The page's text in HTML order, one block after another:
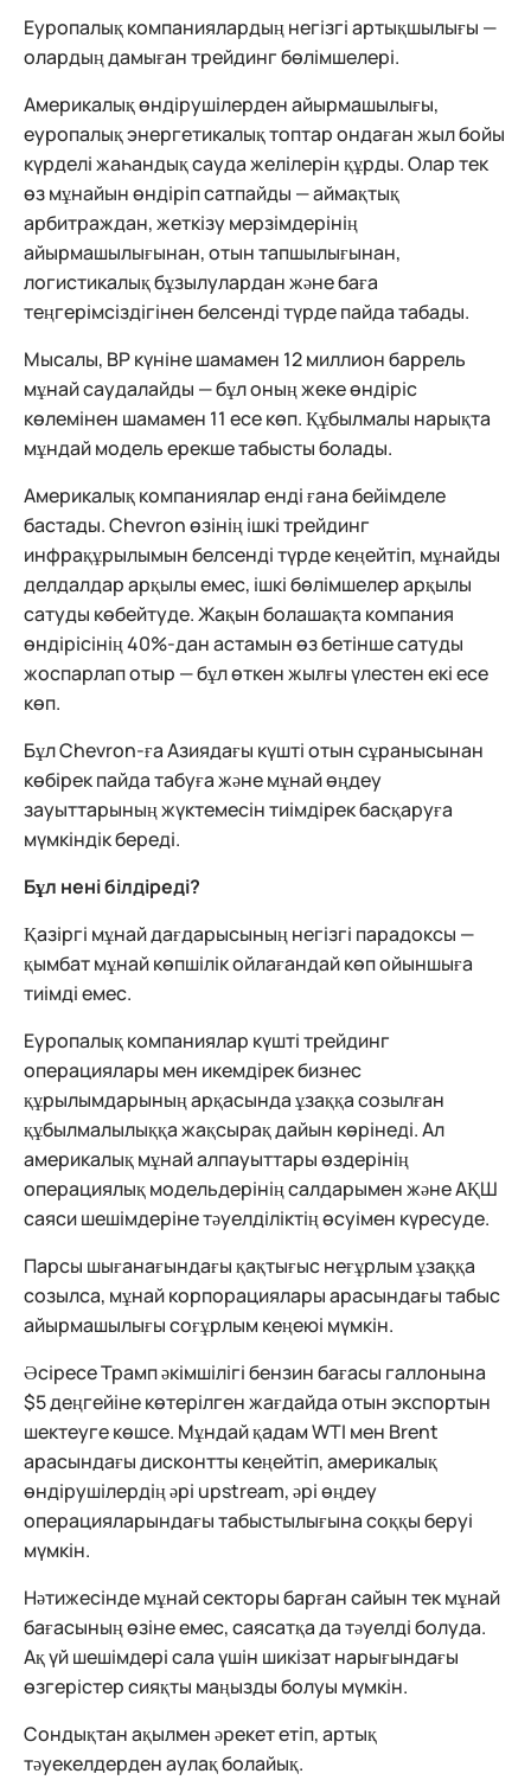
Еуропалық компаниялардың негізгі артықшылығы —
олардың дамыған трейдинг бөлімшелері.
Америкалық өндірушілерден айырмашылығы,
еуропалық энергетикалық топтар ондаған жыл бойы
күрделі жаһандық сауда желілерін құрды. Олар тек
өз мұнайын өндіріп сатпайды — аймақтық
арбитраждан, жеткізу мерзімдерінің
айырмашылығынан, отын тапшылығынан,
логистикалық бұзылулардан және баға
теңгерімсіздігінен белсенді түрде пайда табады.
Мысалы, BP күніне шамамен 12 миллион баррель
мұнай саудалайды — бұл оның жеке өндіріс
көлемінен шамамен 11 есе көп. Құбылмалы нарықта
мұндай модель ерекше табысты болады.
Америкалық компаниялар енді ғана бейімделе
бастады. Chevron өзінің ішкі трейдинг
инфрақұрылымын белсенді түрде кеңейтіп, мұнайды
делдалдар арқылы емес, ішкі бөлімшелер арқылы
сатуды көбейтуде. Жақын болашақта компания
өндірісінің 40%-дан астамын өз бетінше сатуды
жоспарлап отыр — бұл өткен жылғы үлестен екі есе
көп.
Бұл Chevron-ға Азиядағы күшті отын сұранысынан
көбірек пайда табуға және мұнай өңдеу
зауыттарының жүктемесін тиімдірек басқаруға
мүмкіндік береді.
Бұл нені білдіреді?
Қазіргі мұнай дағдарысының негізгі парадоксы —
қымбат мұнай көпшілік ойлағандай көп ойыншыға
тиімді емес.
Еуропалық компаниялар күшті трейдинг
операциялары мен икемдірек бизнес
құрылымдарының арқасында ұзаққа созылған
құбылмалылыққа жақсырақ дайын көрінеді. Ал
америкалық мұнай алпауыттары өздерінің
операциялық модельдерінің салдарымен және АҚШ
саяси шешімдеріне тәуелділіктің өсуімен күресуде.
Парсы шығанағындағы қақтығыс неғұрлым ұзаққа
созылса, мұнай корпорациялары арасындағы табыс
айырмашылығы соғұрлым кеңеюі мүмкін.
Әсіресе Трамп әкімшілігі бензин бағасы галлонына
$5 деңгейіне көтерілген жағдайда отын экспортын
шектеуге көшсе. Мұндай қадам WTI мен Brent
арасындағы дисконтты кеңейтіп, америкалық
өндірушілердің әрі upstream, әрі өңдеу
операцияларындағы табыстылығына соққы беруі
мүмкін.
Нәтижесінде мұнай секторы барған сайын тек мұнай
бағасының өзіне емес, саясатқа да тәуелді болуда.
Ақ үй шешімдері сала үшін шикізат нарығындағы
өзгерістер сияқты маңызды болуы мүмкін.
Сондықтан ақылмен әрекет етіп, артық
тәуекелдерден аулақ болайық.